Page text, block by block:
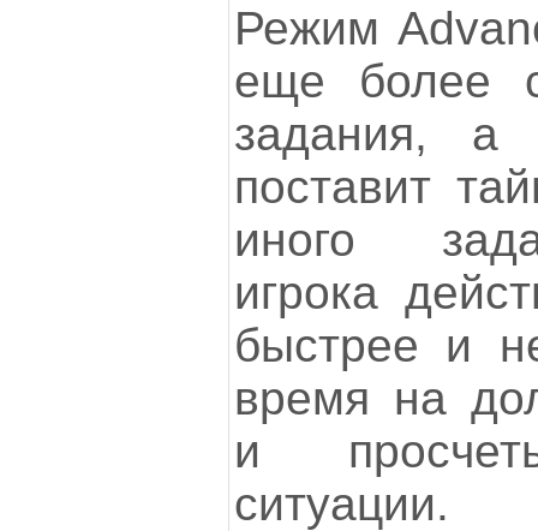
Режим
еще более
задания, а
поставит
иного
игрока
быстрее и
время на
и
ситуации.